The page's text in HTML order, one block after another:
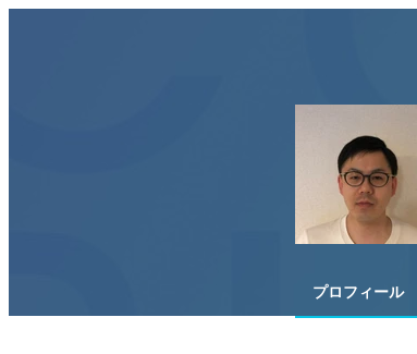
プロフィール